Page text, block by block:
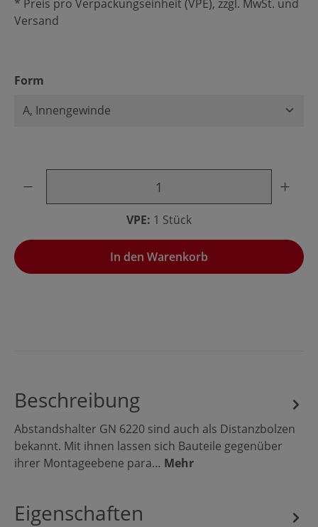
* Preis pro Verpackungseinheit (VPE), zzgl. MwSt. und
Versand
Form
VPE: 1 Stück
In den Warenkorb
Beschreibung
Abstandshalter GN 6220 sind auch als Distanzbolzen
bekannt. Mit ihnen lassen sich Bauteile gegenüber
ihrer Montageebene para… Mehr
Eigenschaften